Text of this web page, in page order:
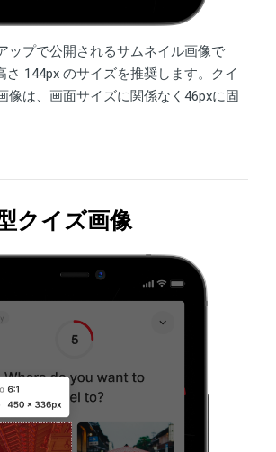
ップで公開されるサムネイル画像で
さ 144px のサイズを推奨します。クイ
像は、画面サイズに関係なく46pxに固
クイズ画像